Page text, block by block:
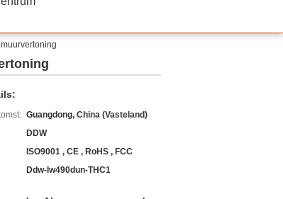
Guangdong, China (Vasteland)
DDW
ISO9001 , CE , RoHS , FCC
Ddw-lw490dun-THC1